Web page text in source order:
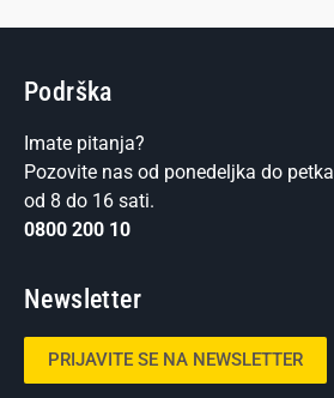
Podrška
Imate pitanja?
Pozovite nas od ponedeljka do petka
od 8 do 16 sati.
0800 200 10
Newsletter
PRIJAVITE SE NA NEWSLETTER